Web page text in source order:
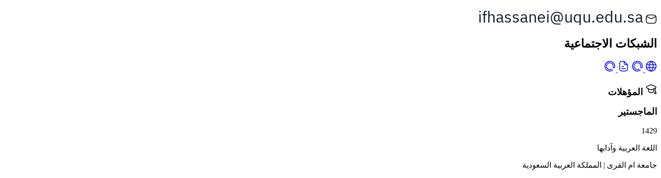
الشبكات الاجتماعية
المؤهلات
الماجستير
1429
اللغة العربية وآدابها
جامعة ام القرى | المملكة العربية السعودية